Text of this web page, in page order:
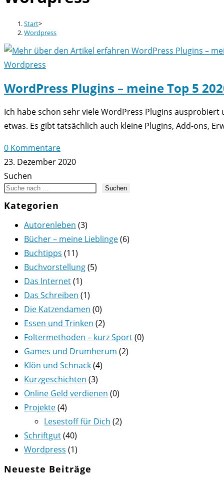
Start>
Wordpress
Wordpress
WordPress Plugins – meine Top 5
Ich habe schon sehr viele WordPress Plugins
etwas. Es gibt tatsächlich auch kleine Plugins, Add-ons,
0 Kommentare
23. Dezember 2020
Suchen
Suchen
Kategorien
Autorenleben (3)
Bücher – meine Lieblinge(6)
Buchtipps (11)
Buchvorstellung(5)
Das Internet(1)
Das Schreiben (1)
Die Katzendamen (0)
Essen und Trinken (2)
Foltermethoden – kurz Sport(0)
Games und Drumherum (2)
Klön und Schnack(4)
Kurzgeschichten (3)
Online Geld verdienen (0)
Projekte(4)
Lesestoff für Dich (2)
Schriftgut(40)
Wordpress (1)
Neueste Beiträge